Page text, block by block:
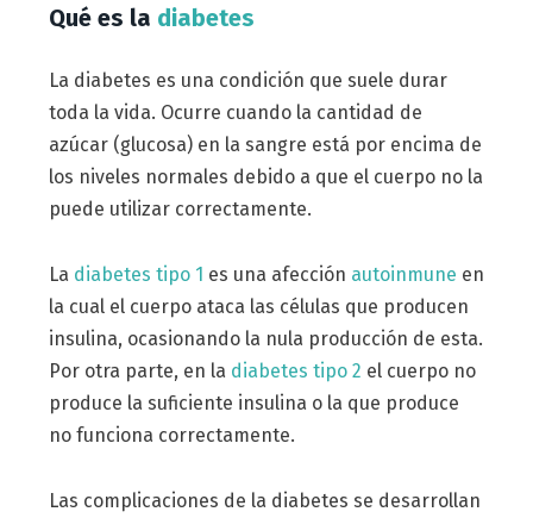
Qué es la diabetes
La diabetes es una condición que suele durar
toda la vida. Ocurre cuando la cantidad de
azúcar (glucosa) en la sangre está por encima de
los niveles normales debido a que el cuerpo no la
puede utilizar correctamente.
La diabetes tipo 1 es una afección autoinmune en
la cual el cuerpo ataca las células que producen
insulina, ocasionando la nula producción de esta.
Por otra parte, en la diabetes tipo 2 el cuerpo no
produce la suficiente insulina o la que produce
no funciona correctamente.
Las complicaciones de la diabetes se desarrollan